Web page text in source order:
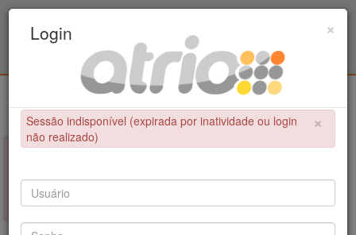
Educação Física / UPE - UFPB
×
NÃO FOI POSSÍVEL CONCLUIR A OPERAÇÃO
Sessão indisponível (expirada por inatividade ou login não
realizado)
×
Login
×
Sessão indisponível (expirada por inatividade ou login
não realizado)